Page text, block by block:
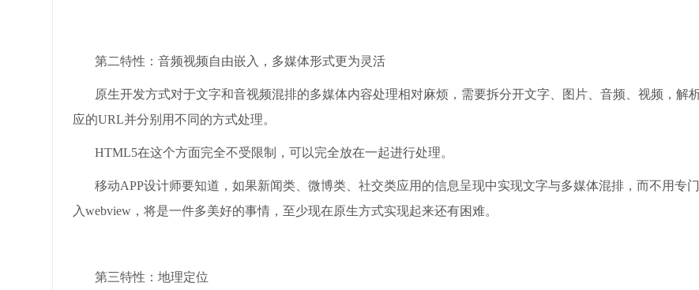
第二特性：音频视频自由嵌入，多媒体形式更为灵活
原生开发方式对于文字和音视频混排的多媒体内容处理相对麻烦，需要拆分开文字、图片、音频、视频，解
应的URL并分别用不同的方式处理。
HTML5在这个方面完全不受限制，可以完全放在一起进行处理。
移动APP设计师要知道，如果新闻类、微博类、社交类应用的信息呈现中实现文字与多媒体混排，而不用专
入webview，将是一件多美好的事情，至少现在原生方式实现起来还有困难。
第三特性：地理定位